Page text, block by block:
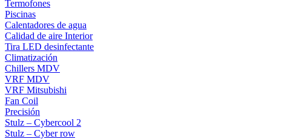
Termofones
Piscinas
Calentadores de agua
Calidad de aire Interior
Tira LED desinfectante
Climatización
Chillers MDV
VRF MDV
VRF Mitsubishi
Fan Coil
Precisión
Stulz – Cybercool 2
Stulz – Cyber row